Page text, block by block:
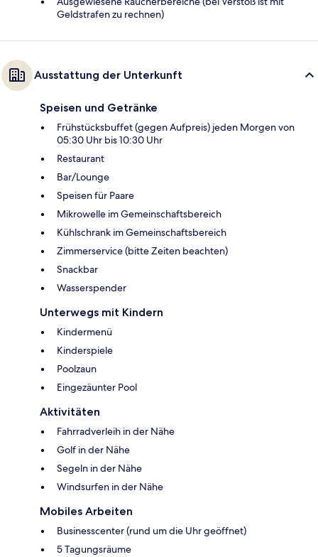
Geldstrafen zu rechnen)
Ausstattung der Unterkunft
Speisen und Getränke
Frühstücksbuffet (gegen Aufpreis) jeden Morgen von
05:30 Uhr bis 10:30 Uhr
Restaurant
Bar/Lounge
Speisen für Paare
Mikrowelle im Gemeinschaftsbereich
Kühlschrank im Gemeinschaftsbereich
Zimmerservice (bitte Zeiten beachten)
Snackbar
Wasserspender
Unterwegs mit Kindern
Kindermenü
Kinderspiele
Poolzaun
Eingezäunter Pool
Aktivitäten
Fahrradverleih in der Nähe
Golf in der Nähe
Segeln in der Nähe
Windsurfen in der Nähe
Mobiles Arbeiten
Businesscenter (rund um die Uhr geöffnet)
5 Tagungsräume